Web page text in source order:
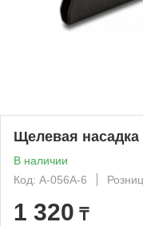
Щелевая насадка
В наличии
Код: A-056A-6
1 320 ₸